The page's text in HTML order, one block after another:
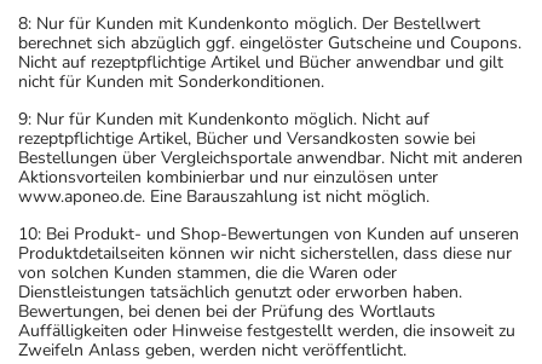
8: Nur für Kunden mit Kundenkonto möglich. Der Bestellwert
berechnet sich abzüglich ggf. eingelöster Gutscheine und Coupons.
Nicht auf rezeptpflichtige Artikel und Bücher anwendbar und gilt
nicht für Kunden mit Sonderkonditionen.
9: Nur für Kunden mit Kundenkonto möglich. Nicht auf
rezeptpflichtige Artikel, Bücher und Versandkosten sowie bei
Bestellungen über Vergleichsportale anwendbar. Nicht mit anderen
Aktionsvorteilen kombinierbar und nur einzulösen unter
www.aponeo.de. Eine Barauszahlung ist nicht möglich.
10: Bei Produkt- und Shop-Bewertungen von Kunden auf unseren
Produktdetailseiten können wir nicht sicherstellen, dass diese nur
von solchen Kunden stammen, die die Waren oder
Dienstleistungen tatsächlich genutzt oder erworben haben.
Bewertungen, bei denen bei der Prüfung des Wortlauts
Auffälligkeiten oder Hinweise festgestellt werden, die insoweit zu
Zweifeln Anlass geben, werden nicht veröffentlicht.